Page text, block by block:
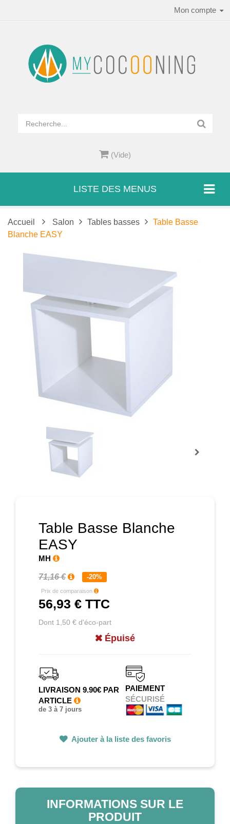
Mon compte
(Vide)
LISTE DES MENUS
Accueil Salon Tables basses
Table Basse
Blanche EASY
Table Basse Blanche
EASY
MH
71,16 € -20%
Prix de comparaison
56,93 € TTC
Dont 1,50 € d'éco-part
Épuisé
LIVRAISON 9.90€ PAR
ARTICLE
de 3 à 7 jours
PAIEMENT
SÉCURISÉ
Ajouter à la liste des favoris
INFORMATIONS SUR LE
PRODUIT